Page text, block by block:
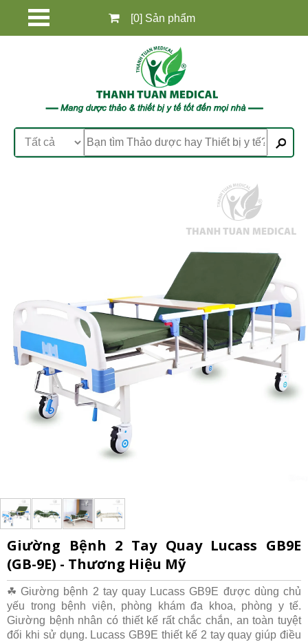
[0] Sản phẩm
Giường Bệnh 2 Tay Quay Lucass GB9E
(GB-9E) - Thương Hiệu Mỹ
☘ Giường bệnh 2 tay quay Lucass GB9E được dùng chủ
yếu trong bệnh viện, phòng khám đa khoa, phòng y tế.
Giường bệnh nhân có thiết kế rất chắc chắn, an toàn tuyệt
đối khi sử dụng. Lucass GB9E thiết kế 2 tay quay giúp điều